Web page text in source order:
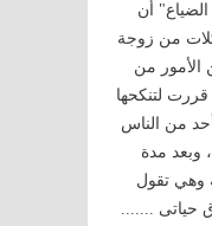
أن
من زوجة
الأمور من
قررت لتنكحها
من الناس
وبعد مدة
وهي تقول
حياتى .......